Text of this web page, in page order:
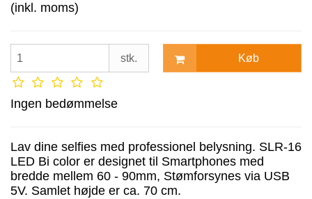
(inkl. moms)
stk. Køb
Ingen bedømmelse
Lav dine selfies med professionel belysning. SLR-16
LED Bi color er designet til Smartphones med
bredde mellem 60 - 90mm, Stømforsynes via USB
5V. Samlet højde er ca. 70 cm.